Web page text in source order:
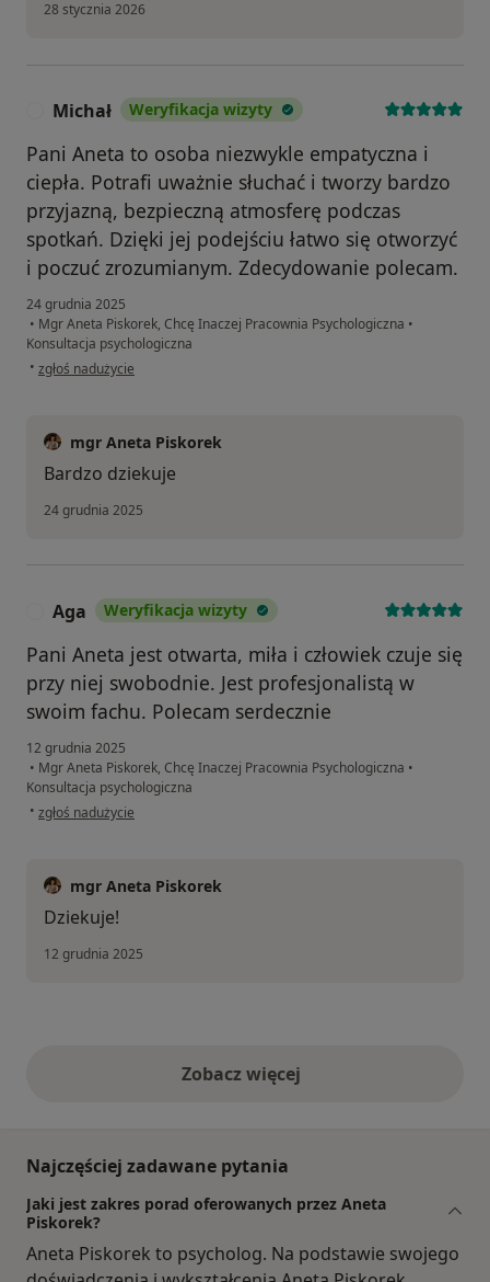
28 stycznia 2026
Michał Weryfikacja wizyty
Pani Aneta to osoba niezwykle empatyczna i
ciepła. Potrafi uważnie słuchać i tworzy bardzo
przyjazną, bezpieczną atmosferę podczas
spotkań. Dzięki jej podejściu łatwo się otworzyć
i poczuć zrozumianym. Zdecydowanie polecam.
24 grudnia 2025
• Mgr Aneta Piskorek, Chcę Inaczej Pracownia Psychologiczna •
Konsultacja psychologiczna
• w opinii użytkownika Michał
zgłoś nadużycie
mgr Aneta Piskorek
Bardzo dziekuje
24 grudnia 2025
Aga Weryfikacja wizyty
Pani Aneta jest otwarta, miła i człowiek czuje się
przy niej swobodnie. Jest profesjonalistą w
swoim fachu. Polecam serdecznie
12 grudnia 2025
• Mgr Aneta Piskorek, Chcę Inaczej Pracownia Psychologiczna •
Konsultacja psychologiczna
• w opinii użytkownika Aga
zgłoś nadużycie
mgr Aneta Piskorek
Dziekuje!
12 grudnia 2025
Zobacz więcejopinie powyżej
Najczęściej zadawane pytania
Jaki jest zakres porad oferowanych przez Aneta
Piskorek?
Aneta Piskorek to psycholog. Na podstawie swojego